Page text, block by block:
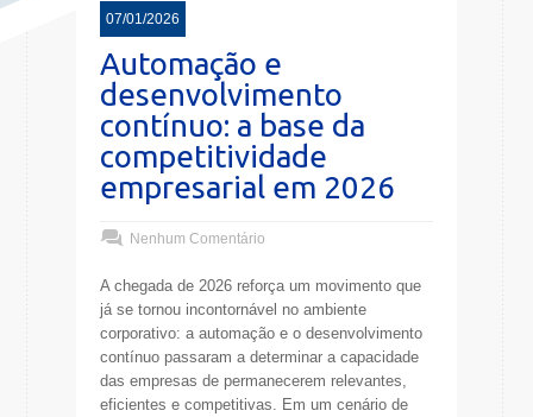
07/01/2026
Automação e
desenvolvimento
contínuo: a base da
competitividade
empresarial em 2026
Nenhum Comentário
A chegada de 2026 reforça um movimento que
já se tornou incontornável no ambiente
corporativo: a automação e o desenvolvimento
contínuo passaram a determinar a capacidade
das empresas de permanecerem relevantes,
eficientes e competitivas. Em um cenário de